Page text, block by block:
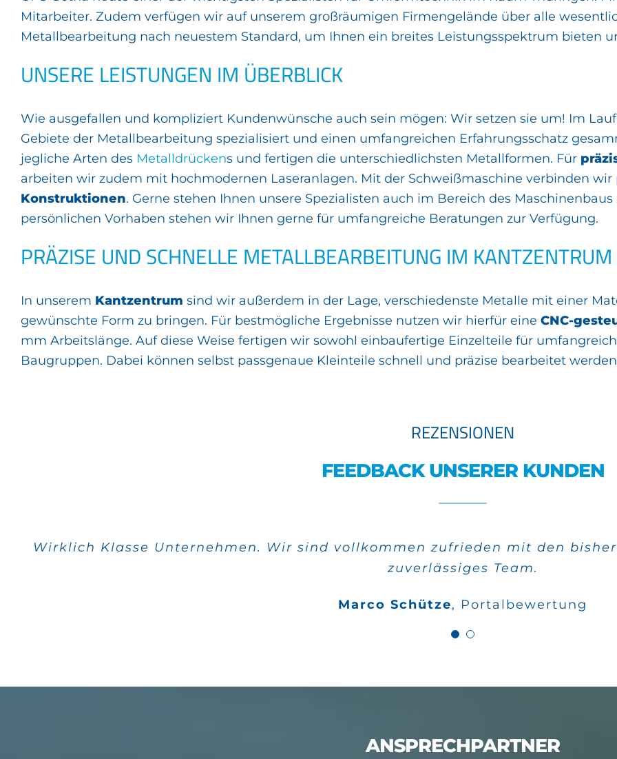
Mitarbeiter. Zudem verfügen wir auf unserem großräumigen Firmengelände über alle
Metallbearbeitung nach neuestem Standard, um Ihnen ein breites Leistungsspektrum bieten
UNSERE LEISTUNGEN IM ÜBERBLICK
Wie ausgefallen und kompliziert Kundenwünsche auch sein mögen: Wir setzen sie um! Im
Gebiete der Metallbearbeitung spezialisiert und einen umfangreichen Erfahrungsschatz
jegliche Arten des Metalldrückens und fertigen die unterschiedlichsten Metallformen. Für
arbeiten wir zudem mit hochmodernen Laseranlagen. Mit der Schweißmaschine verbinden
Konstruktionen. Gerne stehen Ihnen unsere Spezialisten auch im Bereich des
persönlichen Vorhaben stehen wir Ihnen gerne für umfangreiche Beratungen zur Verfügung.
PRÄZISE UND SCHNELLE METALLBEARBEITUNG IM KANTZENTRUM
In unserem Kantzentrum sind wir außerdem in der Lage, verschiedenste Metalle mit einer
gewünschte Form zu bringen. Für bestmögliche Ergebnisse nutzen wir hierfür eine CNC-
mm Arbeitslänge. Auf diese Weise fertigen wir sowohl einbaufertige Einzelteile für
Baugruppen. Dabei können selbst passgenaue Kleinteile schnell und präzise bearbeitet
REZENSIONEN
FEEDBACK UNSERER KUNDEN
Wirklich Klasse Unternehmen. Wir sind vollkommen zufrieden mit den
zuverlässiges Team.
Marco Schütze, Portalbewertung
Alle meine Aufträge wurden sehr schnell verwirklicht und
Wilfried Kahle Google Bewertungen
ANSPRECHPARTNER